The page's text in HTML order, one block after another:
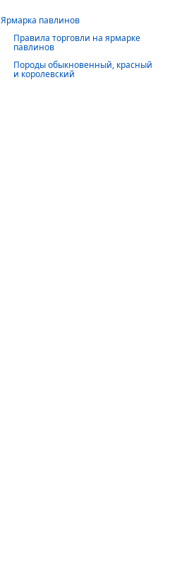
Ярмарка павлинов
Правила торговли на ярмарке
павлинов
Породы обыкновенный, красный
и королевский